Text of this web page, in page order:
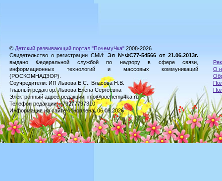
© Детский развивающий портал "ПочемуЧка" 2008-2026
Свидетельство о регистрации СМИ: Эл №ФС77-54566 от 21.06.2013г.
выдано Федеральной службой по надзору в сфере связи,
информационных технологий и массовых коммуникаций
(РОСКОМНАДЗОР).
Соучредители: ИП Львова Е.С., Власова Н.В.
Главный редактор: Львова Елена Сергеевна
Электронный адрес редакции: info@pochemu4ka.ru
Телефон редакции: +79277797310
Информация на сайте обновлена: 06.08.2026
О